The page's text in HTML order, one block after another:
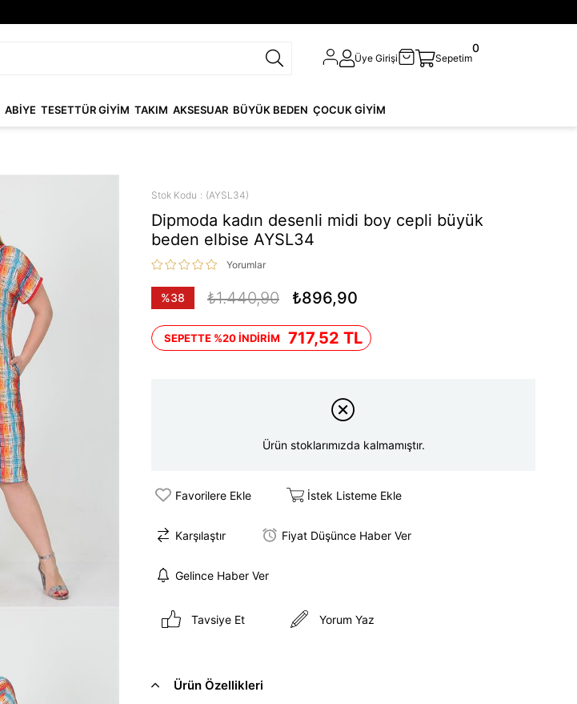
Üye Girişi Sepetim
0
ABİYE TESETTÜR GİYİM TAKIM AKSESUAR BÜYÜK BEDEN ÇOCUK GİYİM
Stok Kodu (AYSL34)
Dipmoda kadın desenli midi boy cepli büyük
beden elbise AYSL34
Yorumlar
%38
₺1.440,90 ₺896,90
SEPETTE %20 İNDİRİM 717,52 TL
Ürün stoklarımızda kalmamıştır.
Favorilere Ekle İstek Listeme Ekle
Karşılaştır Fiyat Düşünce Haber Ver
Gelince Haber Ver
Tavsiye Et Yorum Yaz
Ürün Özellikleri